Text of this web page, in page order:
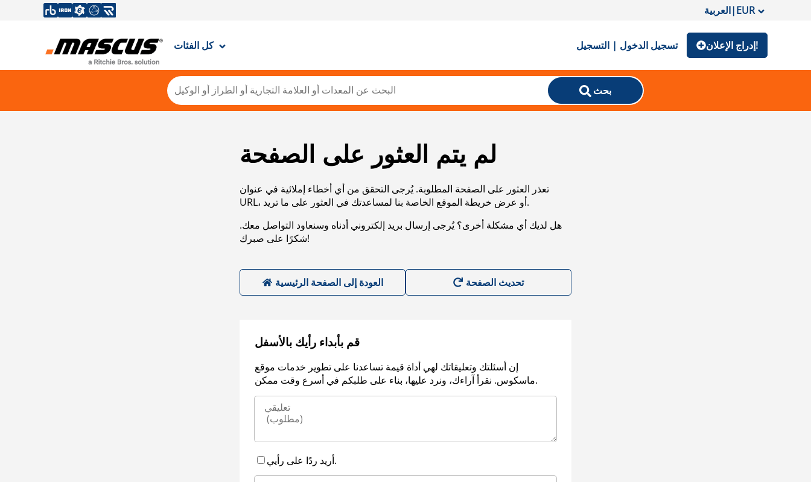
العربية|EUR
كل الفئات تسجيل الدخول | التسجيل إدراج الإعلان!
بحث
لم يتم العثور على الصفحة
تعذر العثور على الصفحة المطلوبة. يُرجى التحقق من أي أخطاء إملائية في عنوان
URL، أو عرض خريطة الموقع الخاصة بنا لمساعدتك في العثور على ما تريد.
هل لديك أي مشكلة أخرى؟ يُرجى إرسال بريد إلكتروني أدناه وسنعاود التواصل معك.
شكرًا على صبرك!
العودة إلى الصفحة الرئيسية
قم بأبداء رأيك بالأسفل
إن أسئلتك وتعليقاتك لهي أداة قيمة تساعدنا على تطوير خدمات موقع
ماسكوس. نقرأ آراءك، ونرد عليها، بناء على طلبكم في أسرع وقت ممكن.
أريد ردًا على رأيي.